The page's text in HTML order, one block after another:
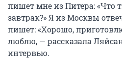
пишет мне из Питера: «Что
завтрак?» Я из Москвы
пишет: «Хорошо,
люблю, — рассказала
интервью.